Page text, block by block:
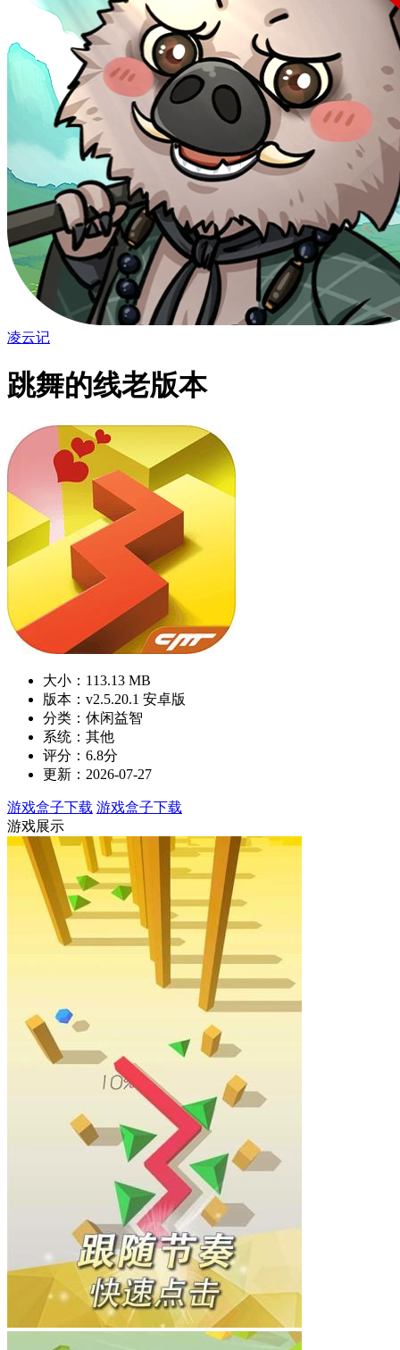
凌云记
跳舞的线老版本
大小：113.13 MB
版本：v2.5.20.1 安卓版
分类：休闲益智
系统：其他
评分：6.8分
更新：2026-07-27
游戏盒子下载 游戏盒子下载
游戏展示